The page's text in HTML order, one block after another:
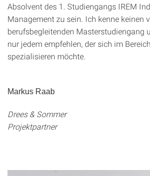
Absolvent des 1. Studiengangs IREM
Management zu sein. Ich kenne keinen
berufsbegleitenden Masterstudiengang
nur jedem empfehlen, der sich im
spezialisieren möchte.
Markus Raab
Drees & Sommer
Projektpartner